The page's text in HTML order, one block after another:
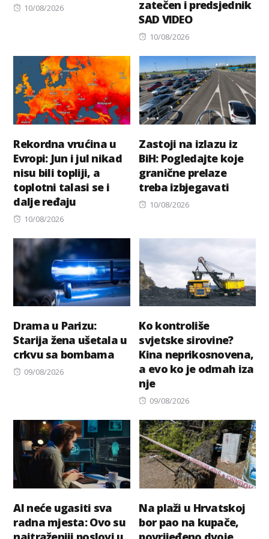
Posted
10/08/2026
zatečen i predsjednik
SAD VIDEO
Posted
10/08/2026
Rekordna vrućina u
Evropi: Jun i jul nikad
nisu bili topliji, a
toplotni talasi se i
dalje ređaju
Posted
10/08/2026
Zastoji na izlazu iz
BiH: Pogledajte koje
granične prelaze
treba izbjegavati
Posted
10/08/2026
Drama u Parizu:
Starija žena ušetala u
crkvu sa bombama
Posted
09/08/2026
Ko kontroliše
svjetske sirovine?
Kina neprikosnovena,
a evo ko je odmah iza
nje
Posted
09/08/2026
AI neće ugasiti sva
radna mjesta: Ovo su
Na plaži u Hrvatskoj
bor pao na kupače,